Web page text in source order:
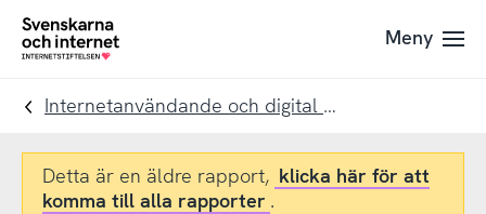
Till
navigation
Till
innehåll
To
Meny
Internetanvändande och digital skärmtid
Detta är en äldre rapport, klicka här för att
komma till alla rapporter .